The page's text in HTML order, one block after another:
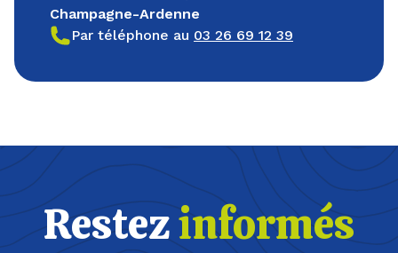
Champagne-Ardenne
Par téléphone au 03 26 69 12 39
Restezinformés